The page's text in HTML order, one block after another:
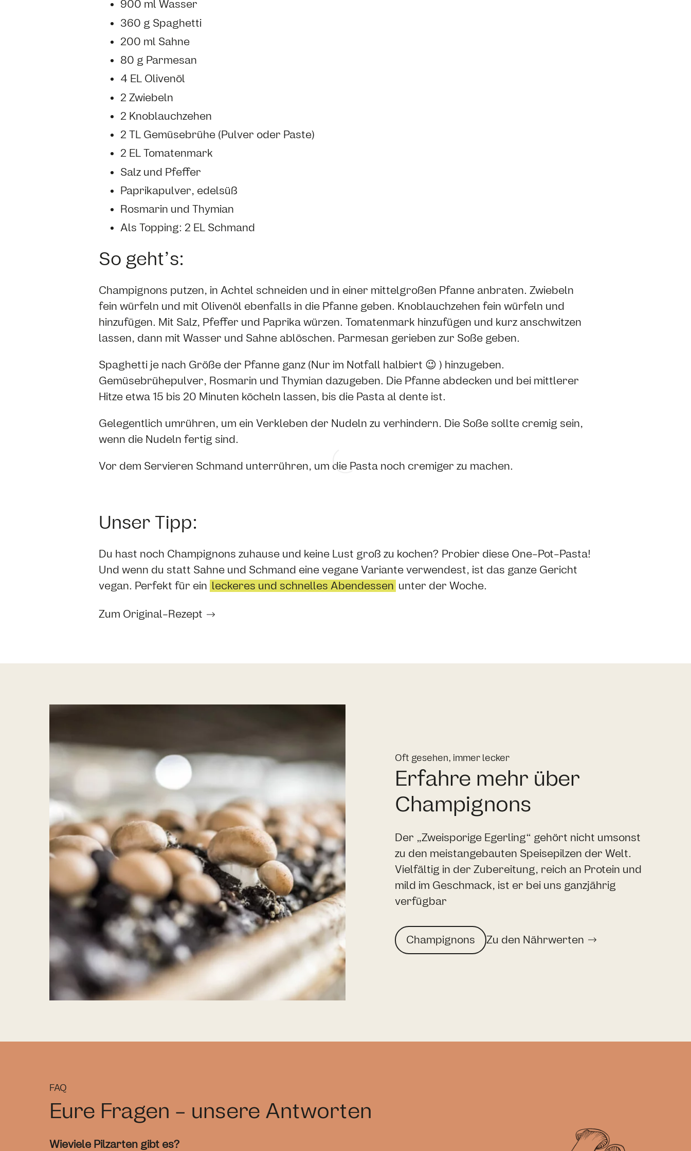
900 ml Wasser
360 g Spaghetti
200 ml Sahne
80 g Parmesan
4 EL Olivenöl
2 Zwiebeln
2 Knoblauchzehen
2 TL Gemüsebrühe (Pulver oder Paste)
2 EL Tomatenmark
Salz und Pfeffer
Paprikapulver, edelsüß
Rosmarin und Thymian
Als Topping: 2 EL Schmand
So geht’s:
Champignons putzen, in Achtel schneiden und in einer mittelgroßen Pfanne anbraten. Zwiebeln
fein würfeln und mit Olivenöl ebenfalls in die Pfanne geben. Knoblauchzehen fein würfeln und
hinzufügen. Mit Salz, Pfeffer und Paprika würzen. Tomatenmark hinzufügen und kurz anschwitzen
lassen, dann mit Wasser und Sahne ablöschen. Parmesan gerieben zur Soße geben.
Spaghetti je nach Größe der Pfanne ganz (Nur im Notfall halbiert 😉 ) hinzugeben.
Gemüsebrühepulver, Rosmarin und Thymian dazugeben. Die Pfanne abdecken und bei mittlerer
Hitze etwa 15 bis 20 Minuten köcheln lassen, bis die Pasta al dente ist.
Gelegentlich umrühren, um ein Verkleben der Nudeln zu verhindern. Die Soße sollte cremig sein,
wenn die Nudeln fertig sind.
Vor dem Servieren Schmand unterrühren, um die Pasta noch cremiger zu machen.
Unser Tipp:
Du hast noch Champignons zuhause und keine Lust groß zu kochen? Probier diese One-Pot-Pasta!
Und wenn du statt Sahne und Schmand eine vegane Variante verwendest, ist das ganze Gericht
vegan. Perfekt für ein leckeres und schnelles Abendessen unter der Woche.
Zum Original-Rezept
Oft gesehen, immer lecker
Erfahre mehr über
Champignons
Der „Zweisporige Egerling“ gehört nicht umsonst
zu den meistangebauten Speisepilzen der Welt.
Vielfältig in der Zubereitung, reich an Protein und
mild im Geschmack, ist er bei uns ganzjährig
verfügbar
Champignons Zu den Nährwerten
FAQ
Eure Fragen - unsere Antworten
Wieviele Pilzarten gibt es?